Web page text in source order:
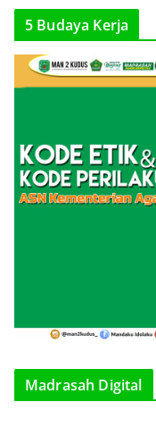
r
5 Budaya Kerja
Madrasah Digital